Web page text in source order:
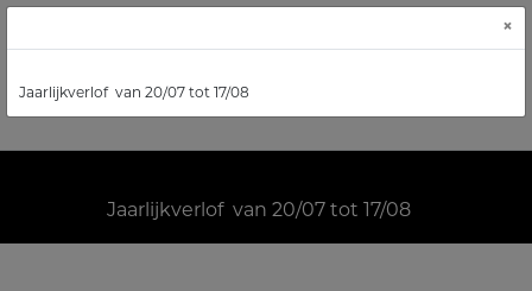
×
Jaarlijkverlof van 20/07 tot 17/08
Jaarlijkverlof van 20/07 tot 17/08